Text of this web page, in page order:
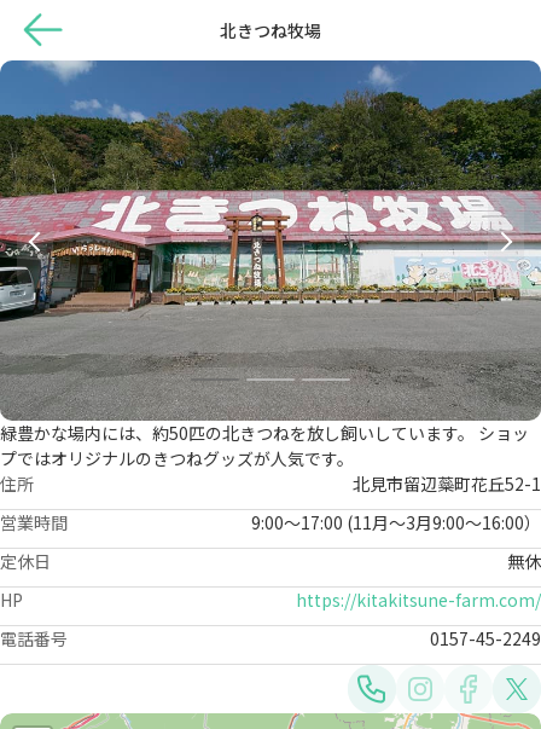
北きつね牧場
緑豊かな場内には、約50匹の北きつねを放し飼いしています。 ショッ
プではオリジナルのきつねグッズが人気です。
住所
北見市留辺蘂町花丘52-1
営業時間
9:00～17:00 (11月～3月9:00～16:00）
定休日
無休
HP
https://kitakitsune-farm.com/
電話番号
0157-45-2249